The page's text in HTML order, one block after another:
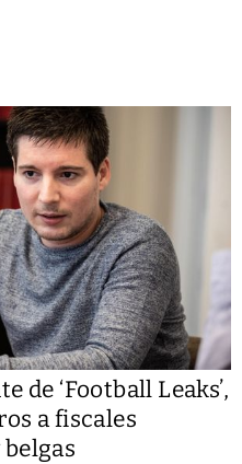
de ‘Football Leaks’,
a fiscales